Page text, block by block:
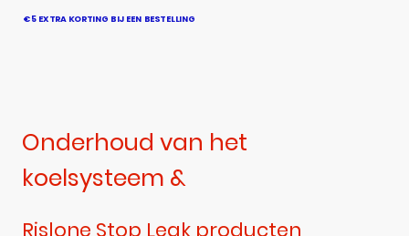
€5 EXTRA KORTING BIJ EEN BESTELLING
Onderhoud van het
koelsysteem &
Rislone Stop Leak producten